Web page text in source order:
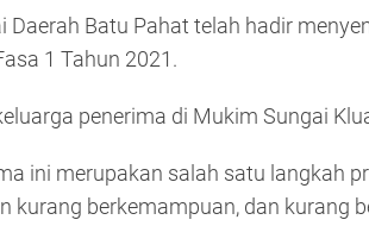
Daerah Batu Pahat telah hadir
1 Tahun 2021.
penerima di Mukim Sungai
ini merupakan salah satu langkah
kurang berkemampuan, dan kurang